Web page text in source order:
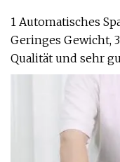
1 Automatisches
Geringes Gewicht,
Qualität und sehr